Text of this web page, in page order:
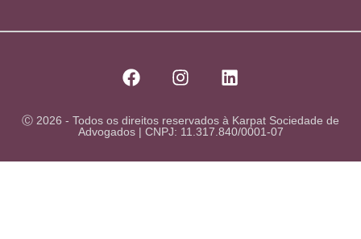
Ⓒ 2026 - Todos os direitos reservados à Karpat Sociedade de
Advogados | CNPJ: 11.317.840/0001-07